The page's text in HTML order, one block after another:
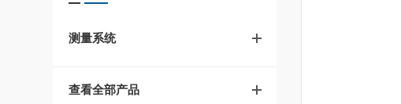
测量系统
查看全部产品